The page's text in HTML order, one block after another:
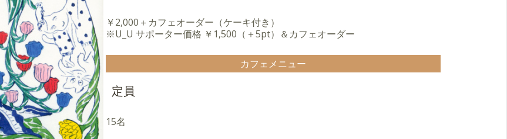
￥2,000＋カフェオーダー（ケーキ付き）
※U_U サポーター価格 ￥1,500（＋5pt）＆カフェオーダー
カフェメニュー
定員
15名